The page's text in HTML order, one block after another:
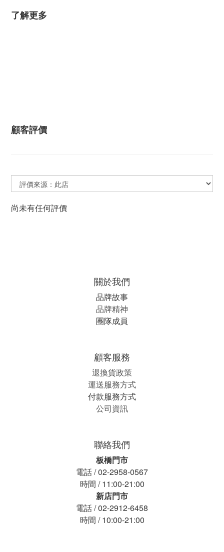
了解更多
顧客評價
尚未有任何評價
關於我們
品牌故事
品牌精神
團隊成員
顧客服務
退換貨政策
運送服務方式
付款服務方式
公司資訊
聯絡我們
板橋門市
電話 / 02-2958-0567
時間 / 11:00-21:00
新店門市
電話 / 02-2912-6458
時間 / 10:00-21:00